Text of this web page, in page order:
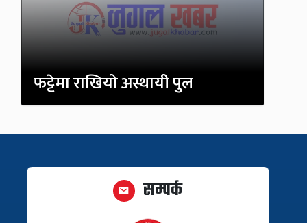
फट्टेमा राखियो अस्थायी पुल
सम्पर्क